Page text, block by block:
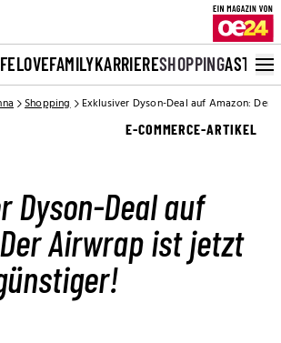
LOVEFAMILYKARRIERESHOPPINGASTRO
Shopping Exklusiver Dyson-Deal auf Amazon:
E-COMMERCE-ARTIKEL
Dyson-Deal auf
Airwrap ist jetzt